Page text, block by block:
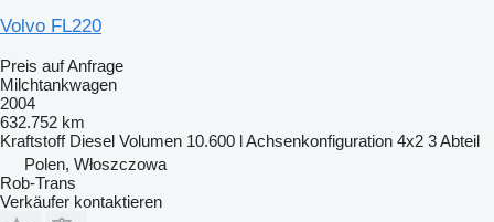
Volvo FL220
Preis auf Anfrage
Milchtankwagen
2004
632.752 km
Kraftstoff Diesel Volumen 10.600 lAchsenkonfiguration 4x2 3 Abteil
Polen, Włoszczowa
Rob-Trans
Verkäufer kontaktieren